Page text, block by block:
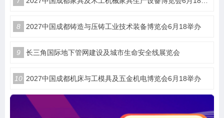
8 2027中国成都铸造与压铸工业技术装备博览会6月18举办
9 长三角国际地下管网建设及城市生命安全线展览会
10 2027中国成都机床与工模具及五金机电博览会6月18举办